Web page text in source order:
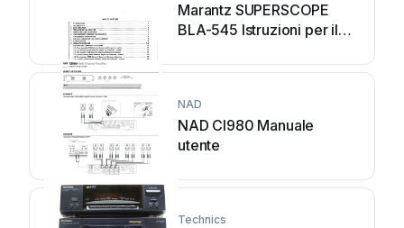
Marantz SUPERSCOPE
BLA-545 Istruzioni per il
NAD
NAD CI980 Manuale
utente
Technics